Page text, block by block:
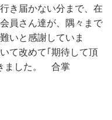
き届かない分まで、在
員さん達が、隅々まで
いと感謝していま
て改めて｢期待して頂
ました。 合掌